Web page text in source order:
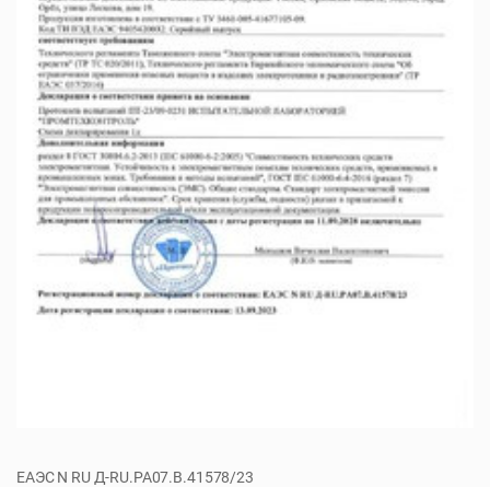
ЕАЭС N RU Д-RU.РА07.В.41578/23